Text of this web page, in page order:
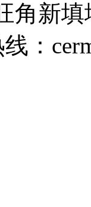
角新
：